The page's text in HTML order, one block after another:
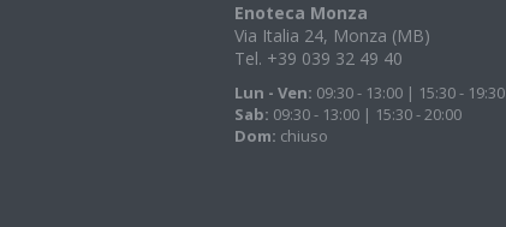
Enoteca Monza
Via Italia 24, Monza (MB)
Tel. +39 039 32 49 40
Lun - Ven: 09:30 - 13:00 | 15:30 - 19:30
Sab: 09:30 - 13:00 | 15:30 - 20:00
Dom: chiuso